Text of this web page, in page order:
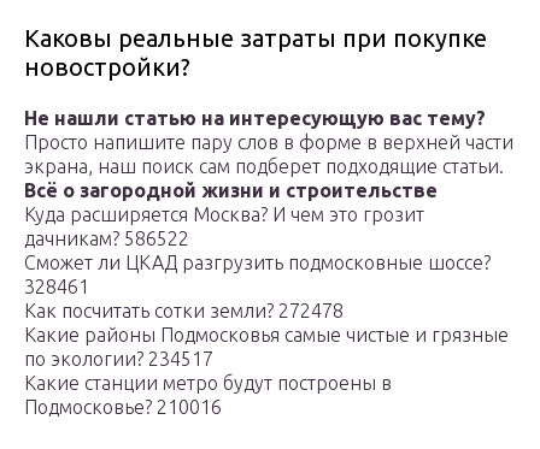
Каковы реальные затраты при покупке
новостройки?
Не нашли статью на интересующую вас тему?
Просто напишите пару слов в форме в верхней части
экрана, наш поиск сам подберет подходящие статьи.
Всё о загородной жизни и строительстве
Куда расширяется Москва? И чем это грозит
дачникам? 586522
Сможет ли ЦКАД разгрузить подмосковные шоссе?
328461
Как посчитать сотки земли? 272478
Какие районы Подмосковья самые чистые и грязные
по экологии? 234517
Какие станции метро будут построены в
Подмосковье? 210016